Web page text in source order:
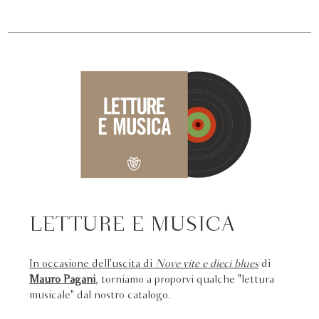
LETTURE E MUSICA
In occasione dell'uscita di Nove vite e dieci blues di
Mauro Pagani, torniamo a proporvi qualche "lettura
musicale" dal nostro catalogo.